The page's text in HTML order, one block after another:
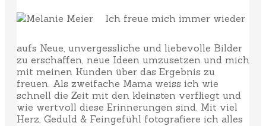
Ich freue mich immer wieder
aufs Neue, unvergessliche und liebevolle Bilder
zu erschaffen, neue Ideen umzusetzen und mich
mit meinen Kunden über das Ergebnis zu
freuen. Als zweifache Mama weiss ich wie
schnell die Zeit mit den kleinsten verfliegt und
wie wertvoll diese Erinnerungen sind. Mit viel
Herz, Geduld & Feingefühl fotografiere ich alles